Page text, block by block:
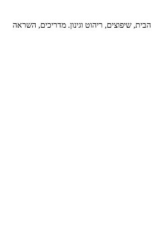
הבית, שיפוצים, ריהוט וגינון. מדריכים, השראה